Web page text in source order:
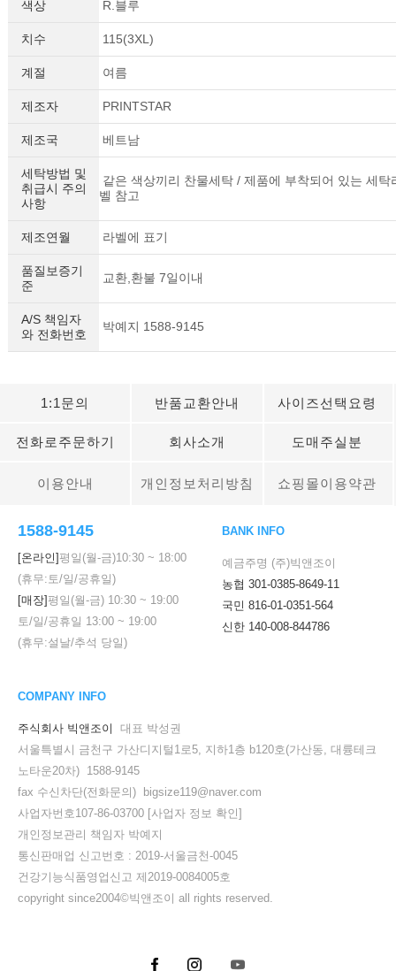
세요!
색상 R.블루
치수 115(3XL)
계절 여름
제조자 PRINTSTAR
제조국 베트남
세탁방법 및
취급시 주의
사항
같은 색상끼리 찬물세탁 / 제품에 부착되어 있는 세탁
벨 참고
제조연월 라벨에 표기
품질보증기
준
교환,환불 7일이내
A/S 책임자
와 전화번호
박예지 1588-9145
1:1문의 반품교환안내 사이즈선택요령
전화로주문하기 회사소개 도매주실분
이용안내 개인정보처리방침 쇼핑몰이용약관
1588-9145
[온라인]평일(월-금)10:30 ~ 18:00
(휴무:토/일/공휴일)
[매장]평일(월-금) 10:30 ~ 19:00
토/일/공휴일 13:00 ~ 19:00
(휴무:설날/추석 당일)
BANK INFO
예금주명 (주)빅앤조이
농협 301-0385-8649-11
국민 816-01-0351-564
신한 140-008-844786
COMPANY INFO
주식회사 빅앤조이
대표 박성권
서울특별시 금천구 가산디지털1로5, 지하1층 b120호(가산동, 대륭테크
노타운20차) 1588-9145
fax 수신차단(전화문의) bigsize119@naver.com
사업자번호107-86-03700 [사업자 정보 확인]
개인정보관리 책임자 박예지
통신판매업 신고번호 : 2019-서울금천-0045
건강기능식품영업신고 제2019-0084005호
copyright since2004©빅앤조이 all rights reserved.